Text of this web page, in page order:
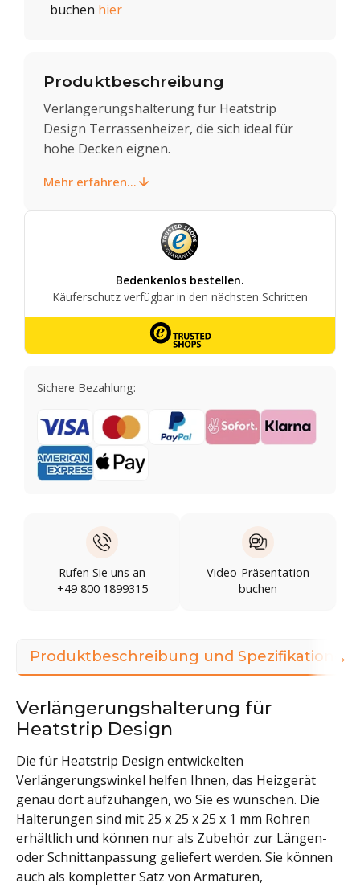
buchen hier
Produktbeschreibung
Verlängerungshalterung für Heatstrip
Design Terrassenheizer, die sich ideal für
hohe Decken eignen.
Mehr erfahren...
Sichere Bezahlung:
Rufen Sie uns an
+49 800 1899315
Video-Präsentation
buchen
Produktbeschreibung und Spezifikationen
Verlängerungshalterung für
Heatstrip Design
Die für Heatstrip Design entwickelten
Verlängerungswinkel helfen Ihnen, das Heizgerät
genau dort aufzuhängen, wo Sie es wünschen. Die
Halterungen sind mit 25 x 25 x 25 x 1 mm Rohren
erhältlich und können nur als Zubehör zur Längen-
oder Schnittanpassung geliefert werden. Sie können
auch als kompletter Satz von Armaturen,
→